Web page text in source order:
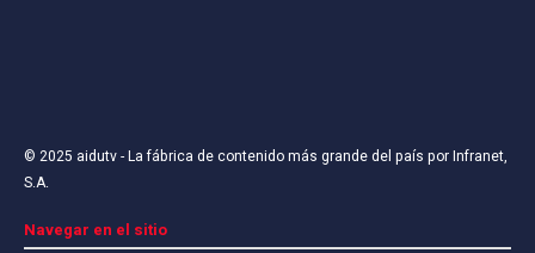
© 2025 aidutv- La fábrica de contenido más grande del país porInfranet,
S.A.
Navegar en el sitio